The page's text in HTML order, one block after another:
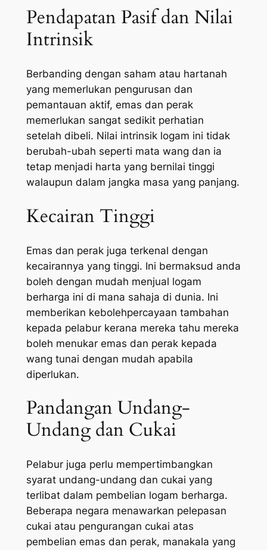
Pendapatan Pasif dan Nilai
Intrinsik
Berbanding dengan saham atau hartanah
yang memerlukan pengurusan dan
pemantauan aktif, emas dan perak
memerlukan sangat sedikit perhatian
setelah dibeli. Nilai intrinsik logam ini tidak
berubah-ubah seperti mata wang dan ia
tetap menjadi harta yang bernilai tinggi
walaupun dalam jangka masa yang panjang.
Kecairan Tinggi
Emas dan perak juga terkenal dengan
kecairannya yang tinggi. Ini bermaksud anda
boleh dengan mudah menjual logam
berharga ini di mana sahaja di dunia. Ini
memberikan kebolehpercayaan tambahan
kepada pelabur kerana mereka tahu mereka
boleh menukar emas dan perak kepada
wang tunai dengan mudah apabila
diperlukan.
Pandangan Undang-
Undang dan Cukai
Pelabur juga perlu mempertimbangkan
syarat undang-undang dan cukai yang
terlibat dalam pembelian logam berharga.
Beberapa negara menawarkan pelepasan
cukai atau pengurangan cukai atas
pembelian emas dan perak, manakala yang